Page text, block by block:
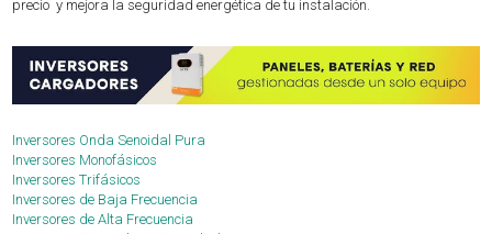
precio y mejora la seguridad energética de tu instalación.
Inversores Onda Senoidal Pura
Inversores Monofásicos
Inversores Trifásicos
Inversores de Baja Frecuencia
Inversores de Alta Frecuencia